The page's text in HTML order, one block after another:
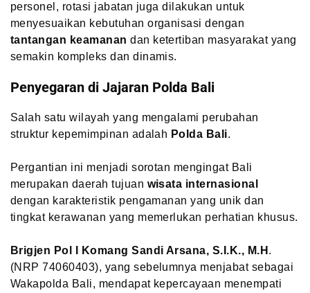
personel, rotasi jabatan juga dilakukan untuk
menyesuaikan kebutuhan organisasi dengan
tantangan keamanan dan ketertiban masyarakat yang
semakin kompleks dan dinamis.
Penyegaran di Jajaran Polda Bali
Salah satu wilayah yang mengalami perubahan
struktur kepemimpinan adalah Polda Bali.
Pergantian ini menjadi sorotan mengingat Bali
merupakan daerah tujuan wisata internasional
dengan karakteristik pengamanan yang unik dan
tingkat kerawanan yang memerlukan perhatian khusus.
Brigjen Pol I Komang Sandi Arsana, S.I.K., M.H .
(NRP 74060403), yang sebelumnya menjabat sebagai
Wakapolda Bali, mendapat kepercayaan menempati